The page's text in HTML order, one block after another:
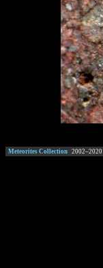
Meteorites Collection 2002–2020